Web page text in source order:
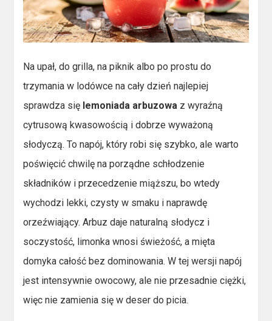
Na upał, do grilla, na piknik albo po prostu do
trzymania w lodówce na cały dzień najlepiej
sprawdza się lemoniada arbuzowa z wyraźną
cytrusową kwasowością i dobrze wyważoną
słodyczą. To napój, który robi się szybko, ale warto
poświęcić chwilę na porządne schłodzenie
składników i przecedzenie miąższu, bo wtedy
wychodzi lekki, czysty w smaku i naprawdę
orzeźwiający. Arbuz daje naturalną słodycz i
soczystość, limonka wnosi świeżość, a mięta
domyka całość bez dominowania. W tej wersji napój
jest intensywnie owocowy, ale nie przesadnie ciężki,
więc nie zamienia się w deser do picia.